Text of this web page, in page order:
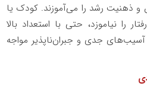
و ذهنیت رشد را می‌آموزند. کودک یا
را نیاموزد، حتی با استعداد بالا
جدی و جبران‌ناپذیر مواجه